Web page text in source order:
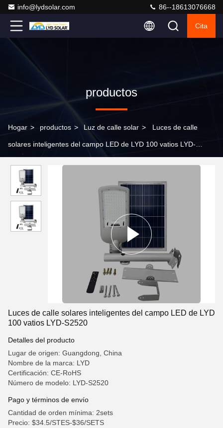
info@lydsolar.com 86--18613076668
Cita
productos
Hogar > productos > Luz de calle solar > Luces de calle
solares inteligentes del campo LED de LYD 100 vatios LYD-
Luces de calle solares inteligentes del campo LED de LYD
100 vatios LYD-S2520
Detalles del producto
Lugar de origen: Guangdong, China
Nombre de la marca: LYD
Certificación: CE-RoHS
Número de modelo: LYD-S2520
Pago y términos de envío
Cantidad de orden mínima: 2sets
Precio: $34.5/STES-$36/SETS